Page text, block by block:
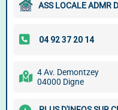
ASS LOCALE ADMR
4 Av. Demontzey
04000 Digne